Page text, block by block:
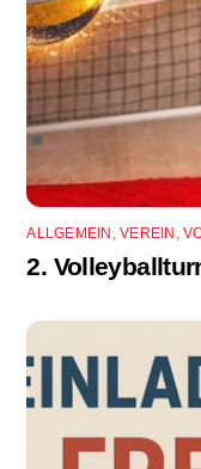
ALLGEMEIN ,VEREIN ,
2.